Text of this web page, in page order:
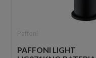
PAFFONI LIGHT